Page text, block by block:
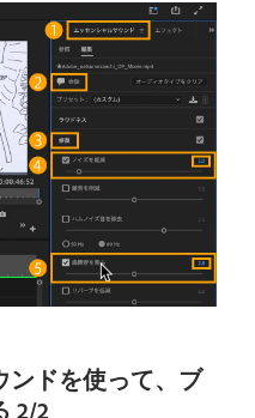
ンドを使って、ブ
2/2